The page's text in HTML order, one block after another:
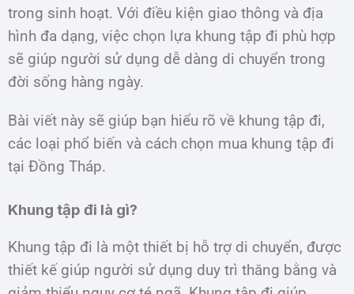
trong sinh hoạt. Với điều kiện giao thông và địa
hình đa dạng, việc chọn lựa khung tập đi phù hợp
sẽ giúp người sử dụng dễ dàng di chuyển trong
đời sống hàng ngày.
Bài viết này sẽ giúp bạn hiểu rõ về khung tập đi,
các loại phổ biến và cách chọn mua khung tập đi
tại Đồng Tháp.
Khung tập đi là gì?
Khung tập đi là một thiết bị hỗ trợ di chuyển, được
thiết kế giúp người sử dụng duy trì thăng bằng và